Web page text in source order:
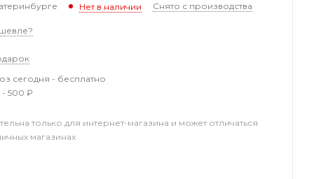
Нет в наличии Снято с производства
сегодня - бесплатно
- 500 ₽
только для интернет-магазина и может отличаться
магазинах